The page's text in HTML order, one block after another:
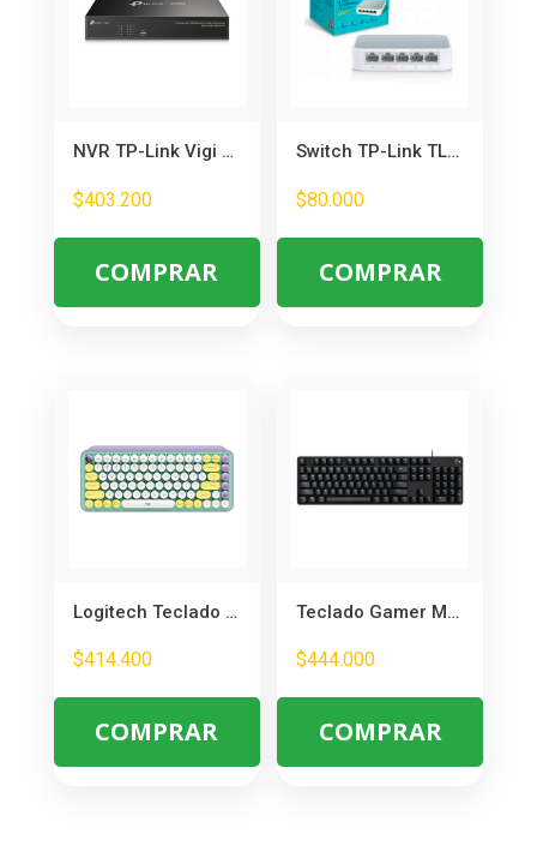
NVR TP-Link Vigi NVR1004H 4 Canales 4K PoE+ para Vigilancia
$403.200
COMPRAR
Switch TP-Link TL-SF1005D 5 Puertos 10/100 Mbps – Conectividad Sencilla y Eficiente
$80.000
COMPRAR
Logitech Teclado Inalámbrico Pop Keys Emoji Personalizables
$414.400
COMPRAR
Teclado Gamer Mecánico Logitech G413 SE Retroiluminado LED Blanco
$444.000
COMPRAR